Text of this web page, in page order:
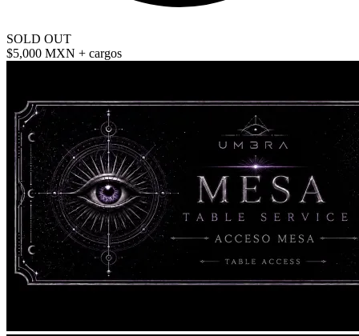
SOLD OUT
$5,000 MXN + cargos